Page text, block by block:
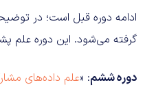
ادامه دوره قبل است؛ در
گرفته می‌شود. این دوره علم
دوره ششم: «علم داده‌های